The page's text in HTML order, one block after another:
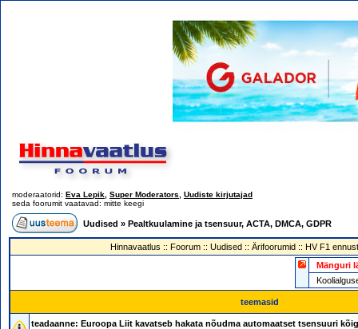
moderaatorid: Eva Lepik Super Moderators
Uudiste kirjutajad
seda foorumit vaatavad: mitte keegi
Uudised » Pealtkuulamine ja tsensuur, ACTA, DMCA, GDPR
Hinnavaatlus :: Foorum:: Uudised:: Ärifoorumid:: HV F1
Mänguri
teemasid
teadaanne: Euroopa Liit kavatseb hakata nõudma automaatset tsensuuri